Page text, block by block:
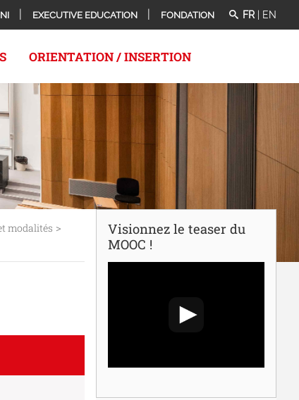
EXECUTIVE EDUCATION FONDATION FR EN
ORIENTATION / INSERTION
modalités >
Visionnez le teaser du
MOOC !